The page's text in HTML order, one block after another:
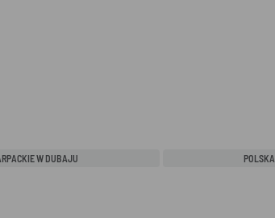
W DUBAJU